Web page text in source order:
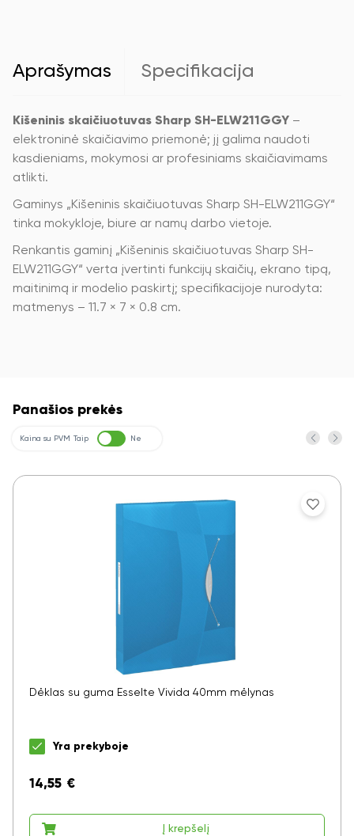
korpusas
Aprašymas Specifikacija
Kišeninis skaičiuotuvas Sharp SH-ELW211GGY –
elektroninė skaičiavimo priemonė; jį galima naudoti
kasdieniams, mokymosi ar profesiniams skaičiavimams
atlikti.
Gaminys „Kišeninis skaičiuotuvas Sharp SH-ELW211GGY“
tinka mokykloje, biure ar namų darbo vietoje.
Renkantis gaminį „Kišeninis skaičiuotuvas Sharp SH-
ELW211GGY“ verta įvertinti funkcijų skaičių, ekrano tipą,
maitinimą ir modelio paskirtį; specifikacijoje nurodyta:
matmenys – 11.7 × 7 × 0.8 cm.
Panašios prekės
Kaina su PVM Taip Ne
Dėklas su guma Esselte Vivida 40mm mėlynas
Yra prekyboje
14,55 €
Į krepšelį